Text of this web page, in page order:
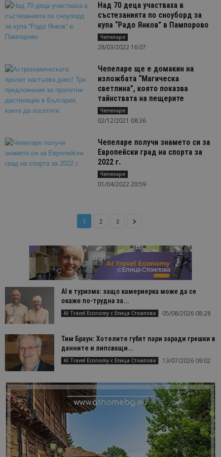
Над 70 деца участваха в
състезанията по сноуборд за
купа “Радо Янков” в Пампорово
Чепеларе
28/03/2022 16:07
Чепеларе ще е домакин на
изложбата “Магическа
светлина”, която показва
тайнствата на пещерите
Чепеларе
02/12/2021 08:36
Чепеларе получи знамето си за
Европейски град на спорта за
2022 г.
Чепеларе
01/04/2022 20:59
1 2 3
AI в туризма: защо камериерка може да се
окаже по-трудна за...
AI Travel Economy с Елица Стоилова 05/08/2026 08:28
Тим Браун: Хотелите губят пари заради грешки в
данните и липсващи...
AI Travel Economy с Елица Стоилова 13/07/2026 09:02